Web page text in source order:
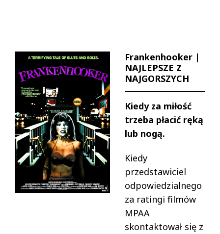
Frankenhooker |
NAJLEPSZE Z
NAJGORSZYCH
Kiedy za miłość
trzeba płacić ręką
lub nogą.
Kiedy
przedstawiciel
odpowiedzialnego
za ratingi filmów
MPAA
skontaktował się z